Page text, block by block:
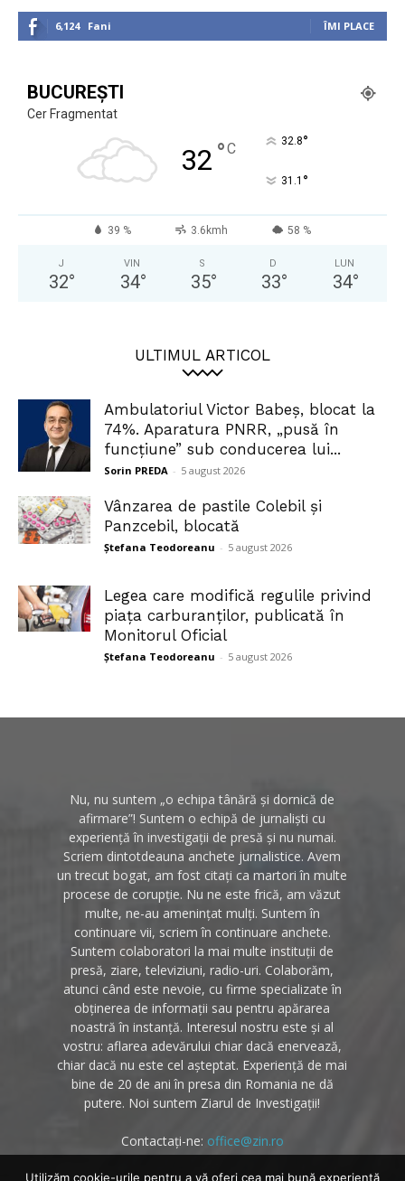
6,124 Fani ÎMI PLACE
BUCUREȘTI
Cer Fragmentat
32 °C 32.8°
31.1 °
39 % 3.6kmh 58 %
J
32°
VIN
34°
S
35°
D
33°
LUN
34°
ULTIMUL ARTICOL
Ambulatoriul Victor Babeș, blocat la
74%. Aparatura PNRR, „pusă în
funcțiune” sub conducerea lui...
Sorin PREDA - 5 august 2026
Vânzarea de pastile Colebil și
Panzcebil, blocată
Ștefana Teodoreanu - 5 august 2026
Legea care modifică regulile privind
piața carburanților, publicată în
Monitorul Oficial
Ștefana Teodoreanu - 5 august 2026
Nu, nu suntem „o echipa tânără și dornică de
afirmare”! Suntem o echipă de jurnaliști cu
experiență în investigații de presă și nu numai.
Scriem dintotdeauna anchete jurnalistice. Avem
un trecut bogat, am fost citați ca martori în multe
procese de corupție. Nu ne este frică, am văzut
multe, ne-au amenințat mulți. Suntem în
continuare vii, scriem în continuare anchete.
Suntem colaboratori la mai multe instituții de
presă, ziare, televiziuni, radio-uri. Colaborăm,
atunci când este nevoie, cu firme specializate în
obținerea de informații sau pentru apărarea
noastră în instanță. Interesul nostru este și al
vostru: aflarea adevărului chiar dacă enervează,
chiar dacă nu este cel așteptat. Experiență de mai
bine de 20 de ani în presa din Romania ne dă
putere. Noi suntem Ziarul de Investigații!
Contactați-ne: office@zin.ro
Utilizăm cookie-urile pentru a vă oferi cea mai bună experiență